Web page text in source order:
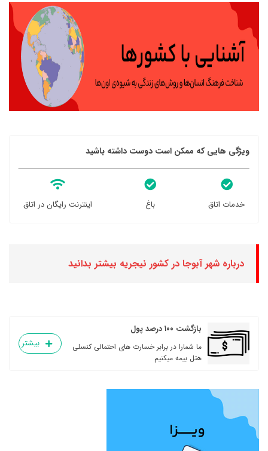
ویژگی هایی که ممکن است دوست داشته باشید
خدمات اتاق باغ اینترنت رایگان در اتاق
درباره شهر آبوجا در کشور نیجریه بیشتر بدانید
بازگشت ۱۰۰ درصد پول
ما شمارا در برابر خسارت های احتمالی کنسلی
هتل بیمه میکنیم
بیشتر